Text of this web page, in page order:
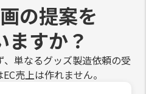
の提案を
ますか？
単なるグッズ製造依頼の受
売上は作れません。